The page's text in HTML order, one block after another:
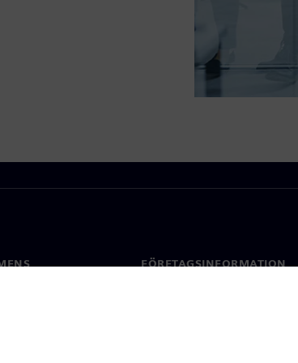
FÖRETAGSINFORMATION